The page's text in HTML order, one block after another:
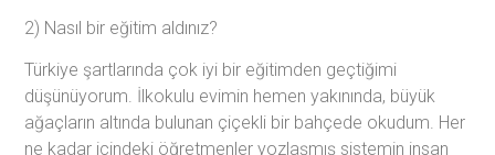
2) Nasıl bir eğitim aldınız?
Türkiye şartlarında çok iyi bir eğitimden geçtiğimi
düşünüyorum. İlkokulu evimin hemen yakınında, büyük
ağaçların altında bulunan çiçekli bir bahçede okudum. Her
ne kadar içindeki öğretmenler yozlaşmış sistemin insan